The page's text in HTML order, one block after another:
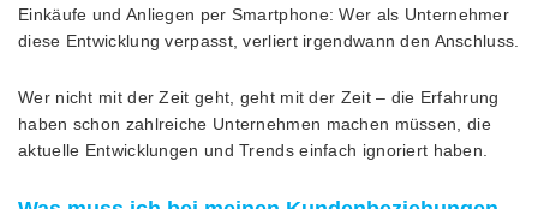
Einkäufe und Anliegen per Smartphone: Wer als Unternehmer
diese Entwicklung verpasst, verliert irgendwann den Anschluss.
Wer nicht mit der Zeit geht, geht mit der Zeit – die Erfahrung
haben schon zahlreiche Unternehmen machen müssen, die
aktuelle Entwicklungen und Trends einfach ignoriert haben.